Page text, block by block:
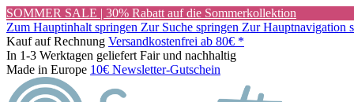
SOMMER SALE | 30% Rabatt auf die Sommerkollektion
Zum Hauptinhalt springen Zur Suche springen Zur Hauptnavigation
Kauf auf Rechnung Versandkostenfrei ab 80€ *
In 1-3 Werktagen geliefert Fair und nachhaltig
Made in Europe 10€ Newsletter-Gutschein